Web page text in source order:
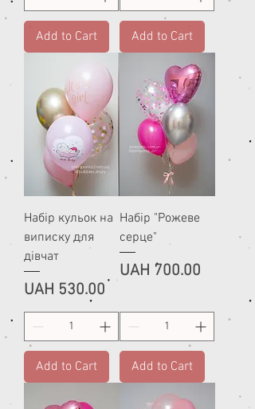
Add to Cart Add to Cart
Набір кульок на
виписку для
дівчат
Price
UAH 530.00
Add to Cart
Набір "Рожеве
серце"
Price
UAH 700.00
Add to Cart